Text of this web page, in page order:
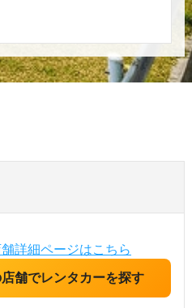
舗詳細ページはこちら
店舗でレンタカーを探す